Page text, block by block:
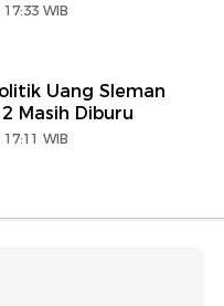
WIB
Uang Sleman
Masih Diburu
WIB